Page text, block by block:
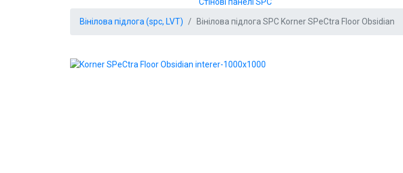
Вінілова підлога (spc, LVT) Вінілова підлога SPC Korner SPeCtra Floor Obsidian